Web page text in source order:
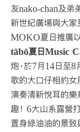
友nako-chan及弟
新世紀廣場與大家
MOKO夏日推廣
tābō夏日Music
炮，於7月14日至8
歌的大口仔相約女
演奏清新悅耳的樂
趣！ 6大山系露營
置身綠油油的景致